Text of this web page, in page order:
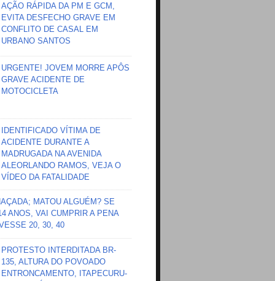
AÇÃO RÁPIDA DA PM E GCM,
EVITA DESFECHO GRAVE EM
CONFLITO DE CASAL EM
URBANO SANTOS
URGENTE! JOVEM MORRE APÔS
GRAVE ACIDENTE DE
MOTOCICLETA
IDENTIFICADO VÍTIMA DE
ACIDENTE DURANTE A
MADRUGADA NA AVENIDA
ALEORLANDO RAMOS, VEJA O
VÍDEO DA FATALIDADE
MATOU ALGUÉM? SE
ANOS, VAI CUMPRIR A PENA
20, 30, 40
PROTESTO INTERDITADA BR-
135, ALTURA DO POVOADO
ENTRONCAMENTO, ITAPECURU-